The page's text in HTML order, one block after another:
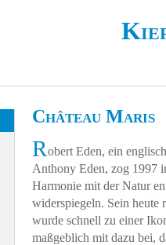
Château Maris
Robert Eden, ein
Anthony Eden, zog 1997
Harmonie mit der Natur
widerspiegeln. Sein heute
wurde schnell zu einer
maßgeblich mit dazu bei,